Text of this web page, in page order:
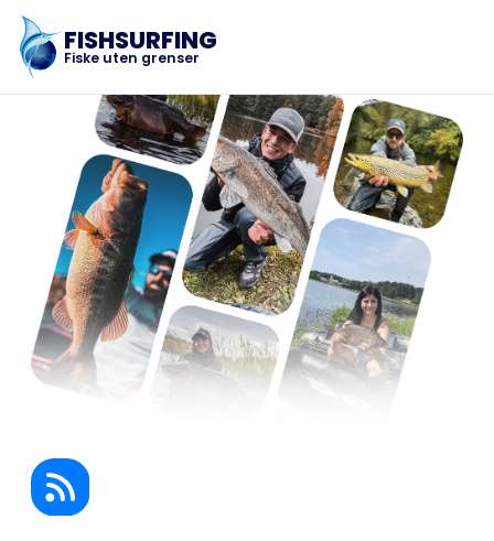
FISHSURFING
Fiske uten grenser
Registrering
Hjem
Blogg
Om appen
Business